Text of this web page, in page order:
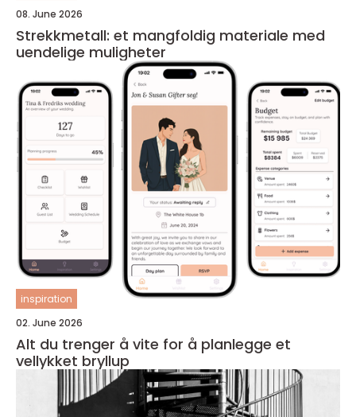
08. June 2026
Strekkmetall: et mangfoldig materiale med
uendelige muligheter
inspiration
02. June 2026
Alt du trenger å vite for å planlegge et
vellykket bryllup